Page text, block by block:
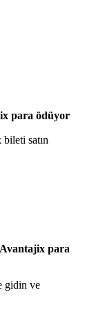
para ödüyor
satın
para
gidin ve